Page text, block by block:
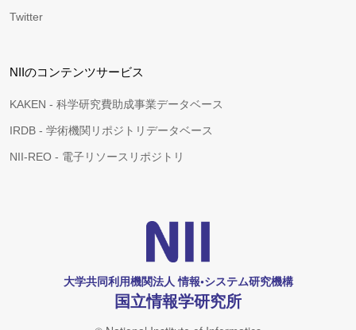
Twitter
NIIのコンテンツサービス
KAKEN - 科学研究費助成事業データベース
IRDB - 学術機関リポジトリデータベース
NII-REO - 電子リソースリポジトリ
大学共同利用機関法人 情報•システム研究機構
国立情報学研究所